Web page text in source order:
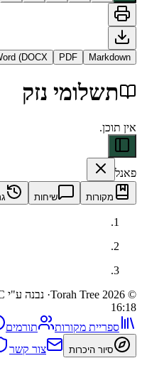
PDF
Word (DOCX)
נזק
שיחות גרסאות
· נבנה ע"י Turn Byte LLC
מקורות תורמים אודות
היכרות צור קשר פרטיות